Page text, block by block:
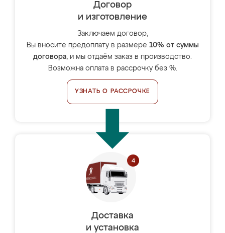
Договор
и изготовление
Заключаем договор,
Вы вносите предоплату в размере 10% от суммы
договора, и мы отдаём заказ в производство.
Возможна оплата в рассрочку без %.
УЗНАТЬ О РАССРОЧКЕ
Доставка
и установка